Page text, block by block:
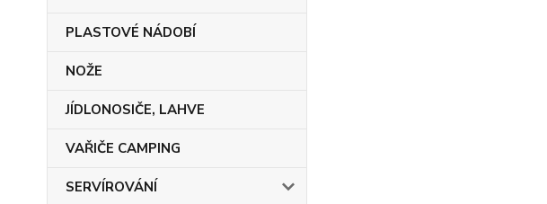
PLASTOVÉ NÁDOBÍ
NOŽE
JÍDLONOSIČE, LAHVE
VAŘIČE CAMPING
SERVÍROVÁNÍ